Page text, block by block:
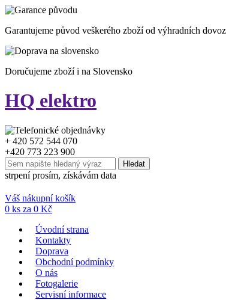
Garantujeme původ veškerého zboží od výhradních
Doručujeme zboží i na Slovensko
HQ elektro
+ 420 572 544 070
+420 773 223 900
strpení prosím, získávám data
Váš nákupní košík
0 ks za 0 Kč
Úvodní strana
Kontakty
Doprava
Obchodní podmínky
O nás
Fotogalerie
Servisní informace